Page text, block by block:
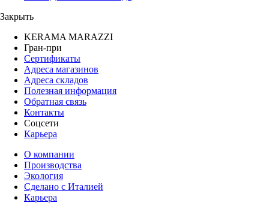
Закрыть
KERAMA MARAZZI
Гран-при
Сертификаты
Адреса магазинов
Адреса складов
Полезная информация
Обратная связь
Контакты
Соцсети
Карьера
О компании
Производства
Экология
Сделано с Италией
Карьера